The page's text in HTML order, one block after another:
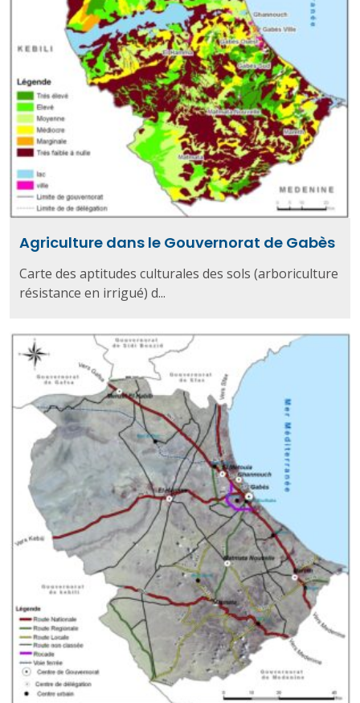
Agriculture dans le Gouvernorat de Gabès
Carte des aptitudes culturales des sols (arboriculture
résistance en irrigué) d...